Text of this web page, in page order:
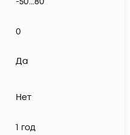
0
Да
Нет
1 год